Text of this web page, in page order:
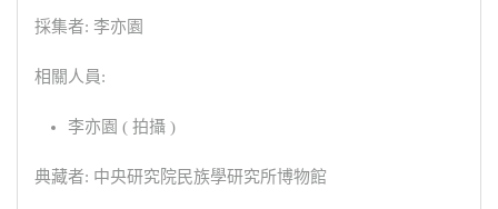
採集者: 李亦園
相關人員:
李亦園 ( 拍攝 )
典藏者: 中央研究院民族學研究所博物館